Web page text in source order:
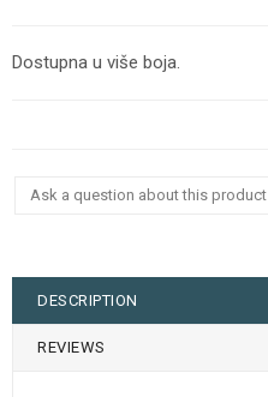
Dostupna u više boja.
Ask a question about this product
DESCRIPTION
REVIEWS